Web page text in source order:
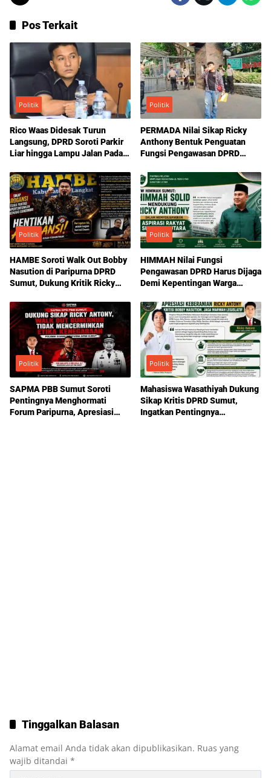
Pos Terkait
Politik
Rico Waas Didesak Turun
Langsung, DPRD Soroti Parkir
Liar hingga Lampu Jalan Padam
Politik
PERMADA Nilai Sikap Ricky
Anthony Bentuk Penguatan
Fungsi Pengawasan DPRD
Politik
HAMBE Soroti Walk Out Bobby
Nasution di Paripurna DPRD
Sumut, Dukung Kritik Ricky
Politik
HIMMAH Nilai Fungsi
Pengawasan DPRD Harus Dijaga
Demi Kepentingan Warga
Politik
SAPMA PBB Sumut Soroti
Pentingnya Menghormati
Forum Paripurna, Apresiasi
Politik
Mahasiswa Wasathiyah Dukung
Sikap Kritis DPRD Sumut,
Ingatkan Pentingnya
Tinggalkan Balasan
Alamat email Anda tidak akan dipublikasikan. Ruas yang
wajib ditandai *